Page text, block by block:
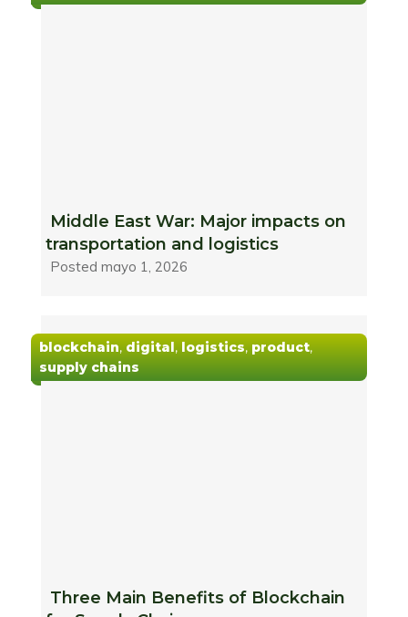
Middle East War: Major impacts on
transportation and logistics
Posted mayo 1, 2026
blockchain, digital, logistics, product,
supply chains
Three Main Benefits of Blockchain